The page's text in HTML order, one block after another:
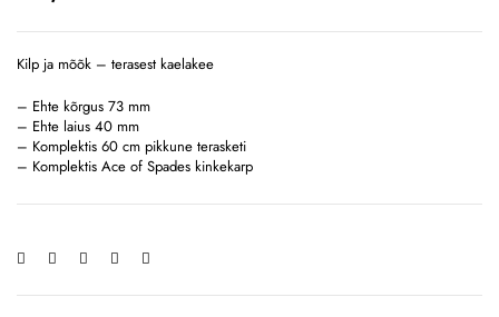
Kilp ja mõõk – terasest kaelakee
– Ehte kõrgus 73 mm
– Ehte laius 40 mm
– Komplektis 60 cm pikkune terasketi
– Komplektis Ace of Spades kinkekarp